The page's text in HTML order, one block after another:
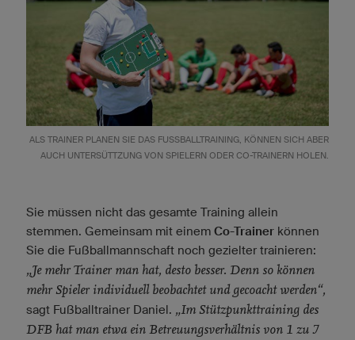
ALS TRAINER PLANEN SIE DAS FUSSBALLTRAINING, KÖNNEN SICH ABER A
UCH UNTERSÜTTZUNG VON SPIELERN ODER CO-TRAINERN HOLEN.
Sie müssen nicht das gesamte Training allein
stemmen. Gemeinsam mit einem Co-Trainer können
Sie die Fußballmannschaft noch gezielter trainieren:
„Je mehr Trainer man hat, desto besser. Denn so können
mehr Spieler individuell beobachtet und gecoacht werden“,
sagt Fußballtrainer Daniel. „Im Stützpunkttraining des
DFB hat man etwa ein Betreuungsverhältnis von 1 zu 7